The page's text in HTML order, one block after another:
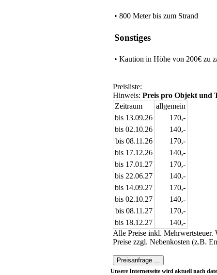
• 800 Meter bis zum Strand
Sonstiges
• Kaution in Höhe von 200€ zu
Preisliste:
Hinweis: Preis pro Objekt und
Zeitraum
allgemein
bis 13.09.26
170,-
bis 02.10.26
140,-
bis 08.11.26
170,-
bis 17.12.26
140,-
bis 17.01.27
170,-
bis 22.06.27
140,-
bis 14.09.27
170,-
bis 02.10.27
140,-
bis 08.11.27
170,-
bis 18.12.27
140,-
Alle Preise inkl. Mehrwertsteuer.
Preise zzgl. Nebenkosten (z.B.
Unsere Internetseite wird aktuell nach